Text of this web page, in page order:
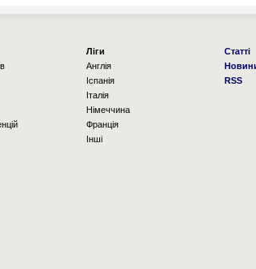
Ліги
Англія
Іспанія
Італія
Німеччина
Франція
Інші
Статті
RSS